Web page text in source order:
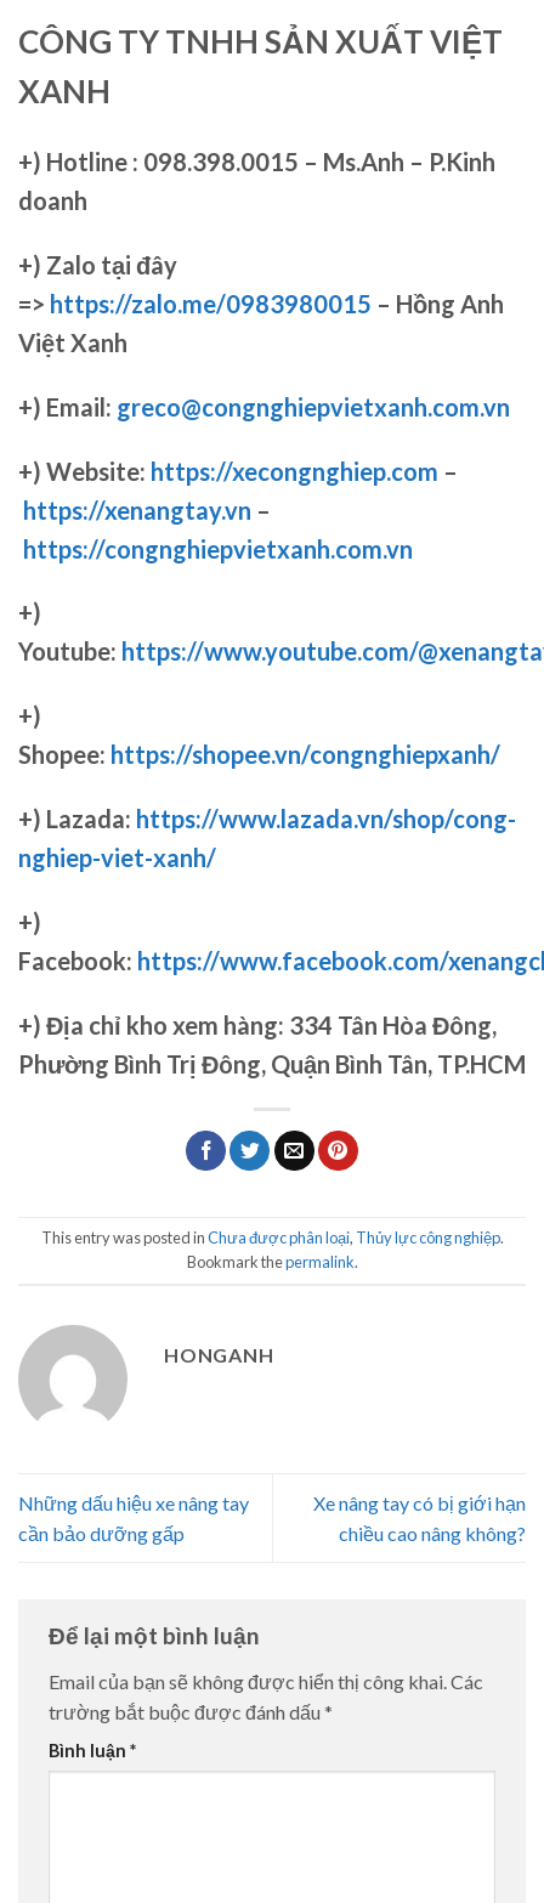
CÔNG TY TNHH SẢN XUẤT VIỆT
XANH
+) Hotline : 098.398.0015 – Ms.Anh – P.Kinh
doanh
+) Zalo tại đây
=> https://zalo.me/0983980015 – Hồng Anh
Việt Xanh
+) Email: greco@congnghiepvietxanh.com.vn
+) Website: https://xecongnghiep.com –
https://xenangtay.vn –
https://congnghiepvietxanh.com.vn
+)
Youtube: https://www.youtube.com/
+)
Shopee: https://shopee.vn/congnghiepxanh/
+) Lazada: https://www.lazada.vn/shop/cong-
nghiep-viet-xanh/
+)
Facebook: https://www.facebook.com/
+) Địa chỉ kho xem hàng: 334 Tân Hòa Đông,
Phường Bình Trị Đông, Quận Bình Tân, TP.HCM
This entry was posted inChưa được phân loại, Thủy lực công nghiệp.
Bookmark thepermalink.
HONGANH
Những dấu hiệu xe nâng tay
cần bảo dưỡng gấp
Xe nâng tay có bị giới hạn
chiều cao nâng không?
Để lại một bình luận
Email của bạn sẽ không được hiển thị công khai. Các
trường bắt buộc được đánh dấu *
Bình luận *